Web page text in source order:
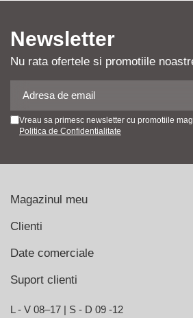
Newsletter
Nu rata ofertele si promotiile
Vreau sa primesc newsletter cu promotiile
Politica de Confidentialitate
Magazinul meu
Clienti
Date comerciale
Suport clienti
L - V 08–17 | S - D 09 -12